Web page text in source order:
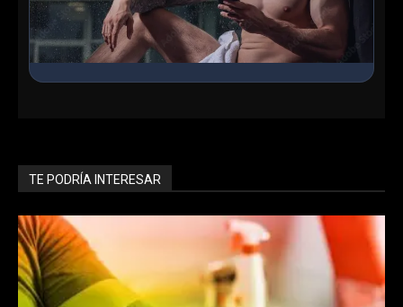
Entrar ahora
TE PODRÍA INTERESAR